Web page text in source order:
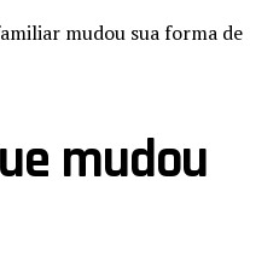
mudou sua forma de
mudou